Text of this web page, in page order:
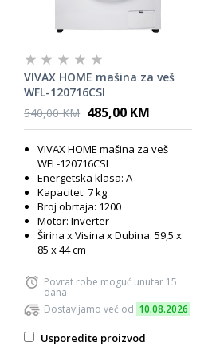
VIVAX HOME mašina za veš
WFL-120716CSI
540,00 KM 485,00 KM
VIVAX HOME mašina za veš
WFL-120716CSI
Energetska klasa: A
Kapacitet: 7 kg
Broj obrtaja: 1200
Motor: Inverter
Širina x Visina x Dubina: 59,5 x
85 x 44 cm
Povrat robe moguć unutar 15
dana
Dostavljamo već od 10.08.2026
Usporedite proizvod